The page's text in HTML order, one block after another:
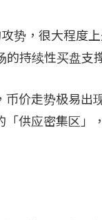
势，很大程度
持续性买盘支
价走势极易出
供应密集区」